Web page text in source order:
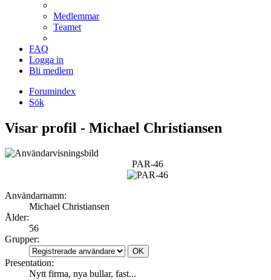
Medlemmar
Teamet
FAQ
Logga in
Bli medlem
Forumindex
Sök
Visar profil - Michael Christiansen
PAR-46
Användarnamn:
Michael Christiansen
Ålder:
56
Grupper:
Presentation:
Nytt firma, nya bullar, fast...